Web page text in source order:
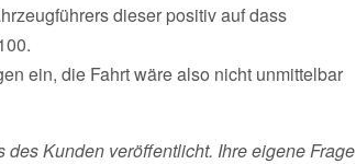
dieser positiv auf dass
ein, die Fahrt wäre also nicht unmittelbar
Kunden veröffentlicht. Ihre eigene Frage